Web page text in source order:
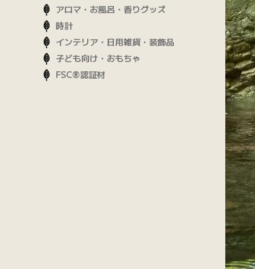
アロマ・お風呂・香りグッズ
時計
インテリア・日用雑貨・装飾品
子ども向け・おもちゃ
FSC®認証材